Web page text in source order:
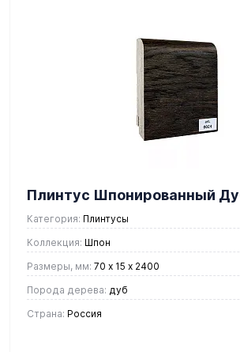
Плинтус Шпонированный
Категория: Плинтусы
Коллекция: Шпон
Размеры, мм: 70 х 15 х 2400
Порода дерева: дуб
Страна: Россия